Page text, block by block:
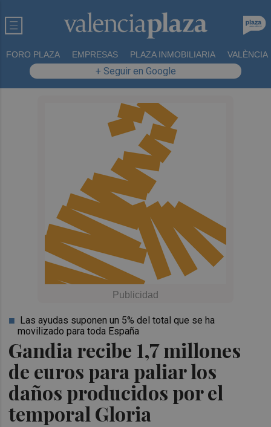
FORO PLAZA EMPRESAS PLAZA INMOBILIARIA VALÈNCIA
+ Seguir en Google
Gandia recibe 1,7 millones
de euros para paliar los
daños producidos por el
temporal Gloria
Las ayudas suponen un 5% del total que se ha
movilizado para toda España